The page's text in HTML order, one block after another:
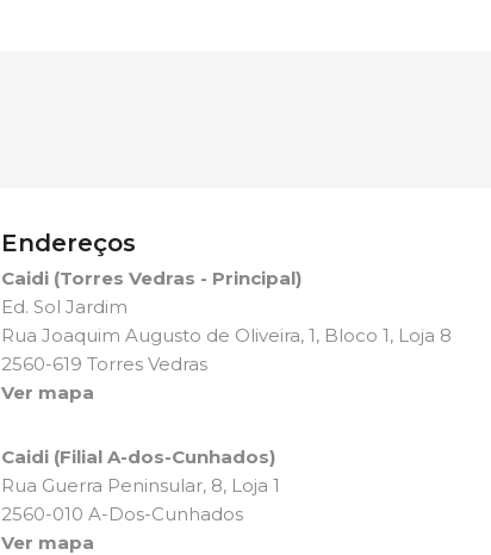
Endereços
Caidi (Torres Vedras - Principal)
Ed. Sol Jardim
Rua Joaquim Augusto de Oliveira, 1, Bloco 1, Loja 8
2560-619 Torres Vedras
Ver mapa
Caidi (Filial A-dos-Cunhados)
Rua Guerra Peninsular, 8, Loja 1
2560-010 A-Dos-Cunhados
Ver mapa